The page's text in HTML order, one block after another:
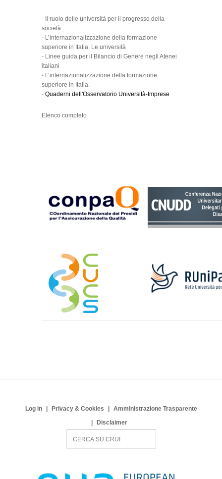
-
Il ruolo delle università per il progresso della
società
- L’internazionalizzazione della formazione
superiore in Italia. Le università
- Linee guida per il Bilancio di Genere negli Atenei
italiani
- L’internazionalizzazione della formazione
superiore in Italia.
- Quaderni dell'Osservatorio Università-Imprese
Elenco completo
Log in Privacy & Cookies
Amministrazione Trasparente
Disclaimer
c